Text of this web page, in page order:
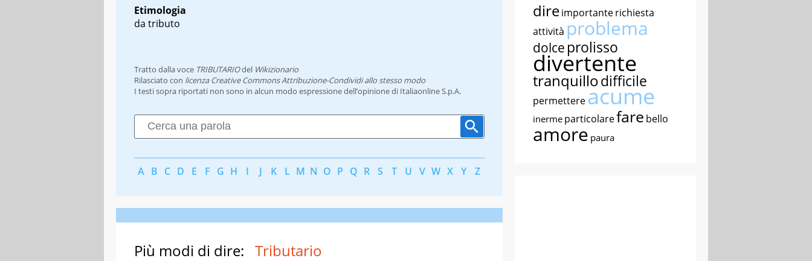
Etimologia
da tributo
Tratto dalla voce TRIBUTARIOdel Wikizionario
Rilasciato con licenza Creative Commons Attribuzione-Condividi allo stesso modo
I testi sopra riportati non sono in alcun modo espressione dell’opinione di Italiaonline S.p.A.
A B C D E F G H I J K L M N O P Q R S T U V W X Y Z
Più modi di dire: Tributario
direimportanterichiesta
attività problema
dolce prolisso
divertente
tranquillodifficile
permettereacume
inerme particolarefare bello
amore paura